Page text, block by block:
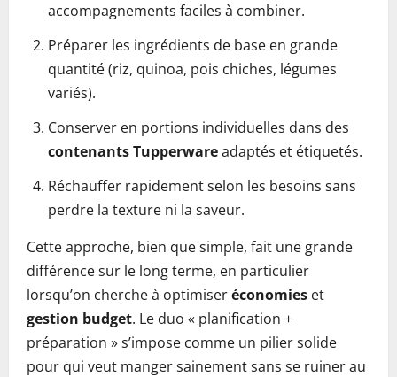
accompagnements faciles à combiner.
Préparer les ingrédients de base en grande
quantité (riz, quinoa, pois chiches, légumes
variés).
Conserver en portions individuelles dans des
contenants Tupperwareadaptés et étiquetés.
Réchauffer rapidement selon les besoins sans
perdre la texture ni la saveur.
Cette approche, bien que simple, fait une grande
différence sur le long terme, en particulier
lorsqu’on cherche à optimiseréconomies et
gestion budget. Le duo « planification +
préparation » s’impose comme un pilier solide
pour qui veut manger sainement sans se ruiner au